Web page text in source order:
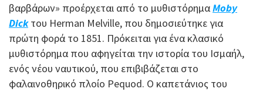
βαρβάρων» προέρχεται από το μυθιστόρημαMoby
Dickτου Herman Melville, που δημοσιεύτηκε για
πρώτη φορά το 1851. Πρόκειται για ένα κλασικό
μυθιστόρημα που αφηγείται την ιστορία του Ισμαήλ,
ενός νέου ναυτικού, που επιβιβάζεται στο
φαλαινοθηρικό πλοίο Pequod. Ο καπετάνιος του